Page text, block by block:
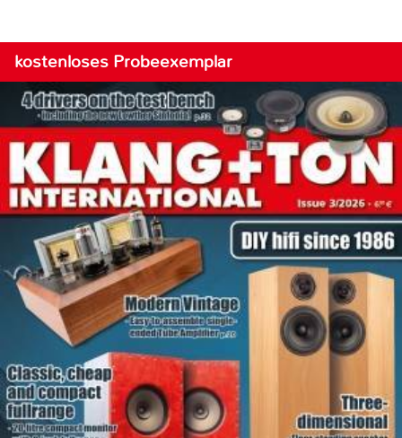
kostenloses Probeexemplar